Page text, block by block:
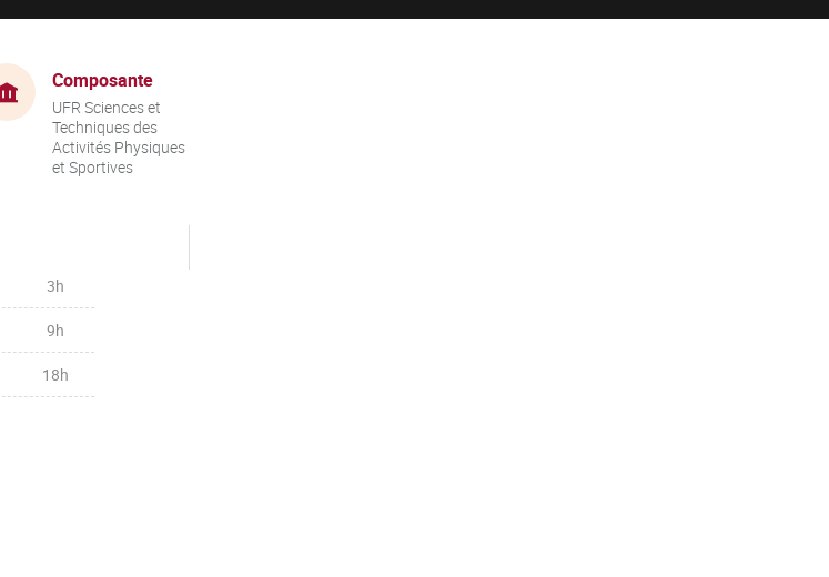
Composante
UFR Sciences et
Techniques des
Activités Physiques
et Sportives
3h
9h
18h